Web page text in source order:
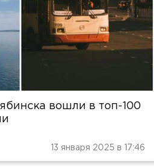
вошли в топ-100
13 января 2025 в 17:46